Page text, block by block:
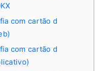
com cartão d
com cartão d